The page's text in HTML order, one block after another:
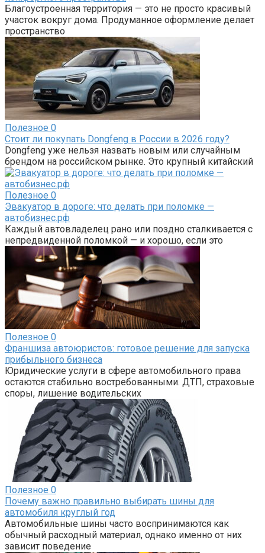
Благоустроенная территория — это не просто красивый
участок вокруг дома. Продуманное оформление делает
пространство
Полезное 0
Стоит ли покупать Dongfeng в России в 2026 году?
Dongfeng уже нельзя назвать новым или случайным
брендом на российском рынке. Это крупный китайский
Полезное 0
Эвакуатор в дороге: что делать при поломке —
автобизнес.рф
Каждый автовладелец рано или поздно сталкивается с
непредвиденной поломкой — и хорошо, если это
Полезное 0
Франшиза автоюристов: готовое решение для запуска
прибыльного бизнеса
Юридические услуги в сфере автомобильного права
остаются стабильно востребованными. ДТП, страховые
споры, лишение водительских
Полезное 0
Почему важно правильно выбирать шины для
автомобиля круглый год
Автомобильные шины часто воспринимаются как
обычный расходный материал, однако именно от них
зависит поведение